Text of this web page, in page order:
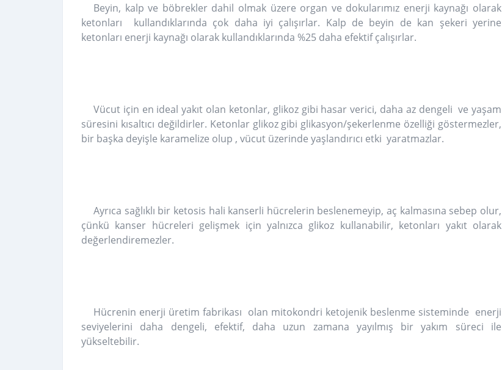
Beyin, kalp ve böbrekler dahil olmak üzere organ ve dokularımız enerji kaynağı olarak
ketonları kullandıklarında çok daha iyi çalışırlar. Kalp de beyin de kan şekeri yerine
ketonları enerji kaynağı olarak kullandıklarında %25 daha efektif çalışırlar.
Vücut için en ideal yakıt olan ketonlar, glikoz gibi hasar verici, daha az dengeli ve yaşam
süresini kısaltıcı değildirler. Ketonlar glikoz gibi glikasyon/şekerlenme özelliği göstermezler,
bir başka deyişle karamelize olup , vücut üzerinde yaşlandırıcı etki yaratmazlar.
Ayrıca sağlıklı bir ketosis hali kanserli hücrelerin beslenemeyip, aç kalmasına sebep olur,
çünkü kanser hücreleri gelişmek için yalnızca glikoz kullanabilir, ketonları yakıt olarak
değerlendiremezler.
Hücrenin enerji üretim fabrikası olan mitokondri ketojenik beslenme sisteminde enerji
seviyelerini daha dengeli, efektif, daha uzun zamana yayılmış bir yakım süreci ile
yükseltebilir.